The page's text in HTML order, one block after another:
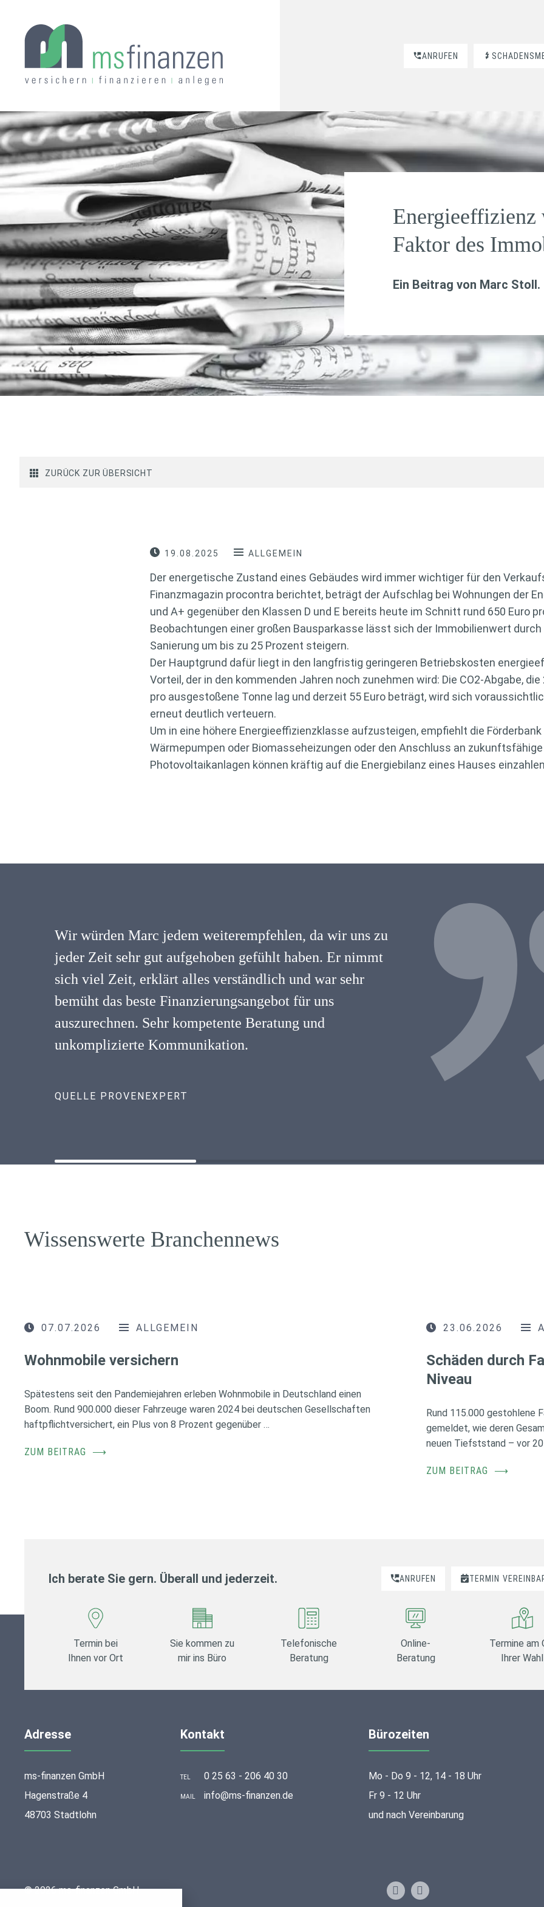
ANRUFEN
Faktor des
Ein Beitrag von Marc Stoll.
ZURÜCK ZUR ÜBERSICHT
19.08.2025 ALLGEMEIN
Der energetische Zustand eines Gebäudes wird immer wichtiger für den
Finanzmagazin procontra berichtet, beträgt der Aufschlag bei Wohnungen der
und A+ gegenüber den Klassen D und E bereits heute im Schnitt rund 650 Euro
Beobachtungen einer großen Bausparkasse lässt sich der Immobilienwert
Sanierung um bis zu 25 Prozent steigern.
Der Hauptgrund dafür liegt in den langfristig geringeren Betriebskosten
Vorteil, der in den kommenden Jahren noch zunehmen wird: Die CO2-Abgabe,
pro ausgestoßene Tonne lag und derzeit 55 Euro beträgt, wird sich
erneut deutlich verteuern.
Um in eine höhere Energieeffizienzklasse aufzusteigen, empfiehlt die Förderbank
Wärmepumpen oder Biomasseheizungen oder den Anschluss an
Photovoltaikanlagen können kräftig auf die Energiebilanz eines Hauses
Wir würden Marc jedem weiterempfehlen, da wir uns zu
jeder Zeit sehr gut aufgehoben gefühlt haben. Er nimmt
sich viel Zeit, erklärt alles verständlich und war sehr
bemüht das beste Finanzierungsangebot für uns
auszurechnen. Sehr kompetente Beratung und
unkomplizierte Kommunikation.
QUELLE PROVENEXPERT
Wissenswerte Branchennews
07.07.2026 ALLGEMEIN
Wohnmobile versichern
Spätestens seit den Pandemiejahren erleben Wohnmobile in Deutschland einen
Boom. Rund 900.000 dieser Fahrzeuge waren 2024 bei deutschen Gesellschaften
haftpflichtversichert, ein Plus von 8 Prozent gegenüber …
ZUM BEITRAG ⟶
23.06.2026
Schäden durch
Niveau
Rund 115.000 gestohlene
gemeldet, wie deren
neuen Tiefststand – vor
ZUM BEITRAG ⟶
Ich berate Sie gern. Überall und jederzeit. ANRUFEN TERMIN
Termin bei
Ihnen vor Ort
Sie kommen zu
mir ins Büro
Telefonische
Beratung
Online-
Beratung
Termine am
Ihrer Wahl
Adresse
ms-finanzen GmbH
Hagenstraße 4
48703 Stadtlohn
Kontakt
TEL 0 25 63 - 206 40 30
MAIL info@ms-finanzen.de
Bürozeiten
Mo - Do 9 - 12, 14 - 18 Uhr
Fr 9 - 12 Uhr
und nach Vereinbarung
© 2026 ms-finanzen GmbH